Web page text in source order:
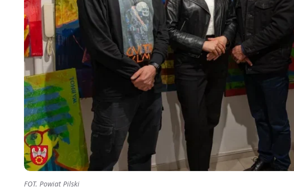
FOT. Powiat Pilski